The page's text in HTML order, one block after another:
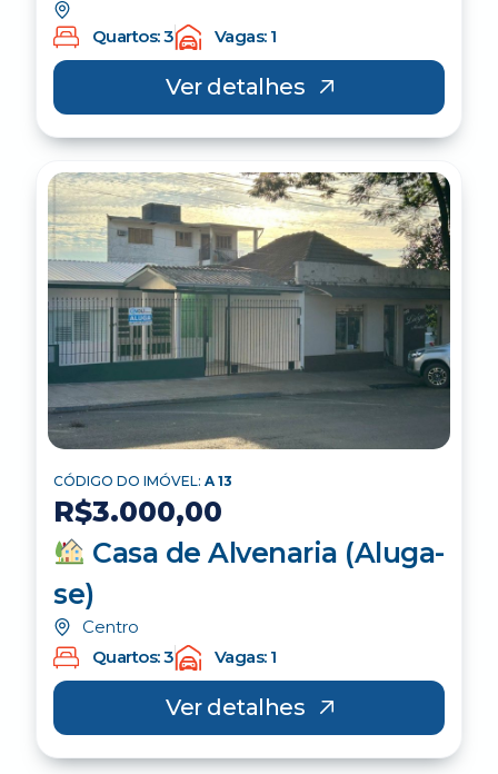
Quartos: 3 Vagas: 1
Ver detalhes
CÓDIGO DO IMÓVEL: A 13
R$3.000,00
Casa de Alvenaria (Aluga-
se)
Centro
Quartos: 3
Vagas: 1
Ver detalhes